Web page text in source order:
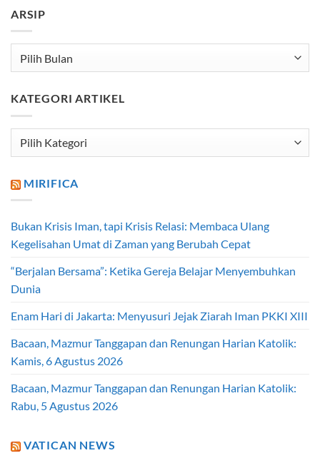
ARSIP
KATEGORI ARTIKEL
Kategori
MIRIFICA
Bukan Krisis Iman, tapi Krisis Relasi: Membaca Ulang
Kegelisahan Umat di Zaman yang Berubah Cepat
“Berjalan Bersama”: Ketika Gereja Belajar Menyembuhkan
Dunia
Enam Hari di Jakarta: Menyusuri Jejak Ziarah Iman PKKI XIII
Bacaan, Mazmur Tanggapan dan Renungan Harian Katolik:
Kamis, 6 Agustus 2026
Bacaan, Mazmur Tanggapan dan Renungan Harian Katolik:
Rabu, 5 Agustus 2026
VATICAN NEWS